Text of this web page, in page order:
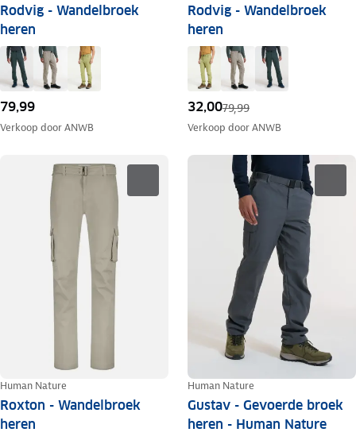
Rodvig - Wandelbroek
heren
79,99
Verkoop doorANWB
Rodvig - Wandelbroek
heren
32,0079,99
Verkoop doorANWB
Human Nature
Roxton - Wandelbroek
heren
Human Nature
Gustav - Gevoerde broek
heren - Human Nature